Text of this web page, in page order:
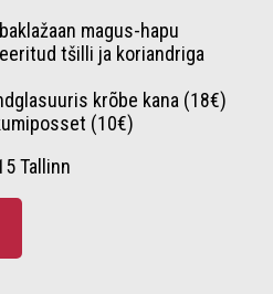
magus-hapu
tšilli ja koriandriga
krõbe kana (18€)
(10€)
Tallinn